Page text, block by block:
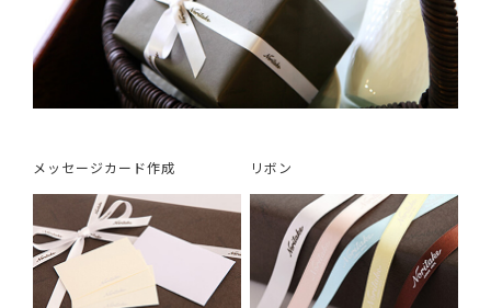
メッセージカード作成 リボン